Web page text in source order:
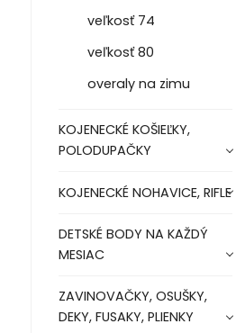
veľkosť 74
veľkosť 80
overaly na zimu
KOJENECKÉ KOŠIEĽKY,
POLODUPAČKY
KOJENECKÉ NOHAVICE, RIFLE
DETSKÉ BODY NA KAŽDÝ
MESIAC
ZAVINOVAČKY, OSUŠKY,
DEKY, FUSAKY, PLIENKY